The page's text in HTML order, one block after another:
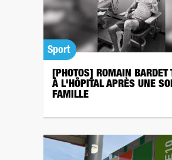
Sport
[PHOTOS] ROMAIN BARDET
À L'HÔPITAL APRÈS UNE
FAMILLE